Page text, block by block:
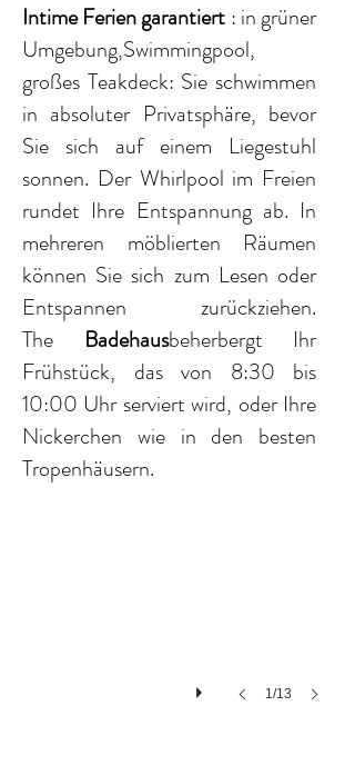
Intime Ferien garantiert : in grüner
Umgebung,Swimmingpool,
großes Teakdeck: Sie schwimmen
in absoluter Privatsphäre, bevor
Sie sich auf einem Liegestuhl
sonnen. Der Whirlpool im Freien
rundet Ihre Entspannung ab. In
mehreren möblierten Räumen
können Sie sich zum Lesen oder
Entspannen zurückziehen.
The Badehausbeherbergt Ihr
Frühstück, das von 8:30 bis
10:00 Uhr serviert wird, oder Ihre
Nickerchen wie in den besten
Tropenhäusern.
Deck et jaccuzi pour le farniente
piscine,
large
1/13